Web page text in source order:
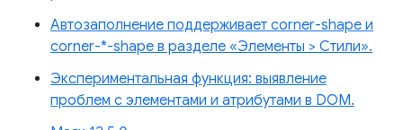
Автозаполнение поддерживает corner-shape и
corner-*-shape в разделе «Элементы > Стили».
Экспериментальная функция: выявление
проблем с элементами и атрибутами в DOM.